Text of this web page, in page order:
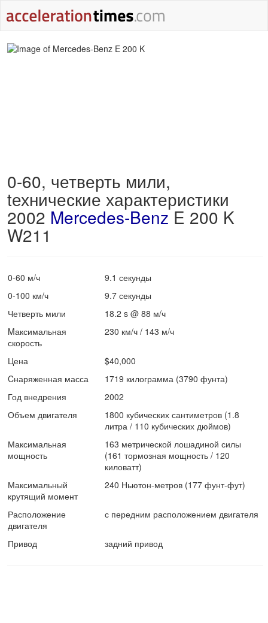
0-60, четверть мили,
tехнические характеристики
2002 Mercedes-BenzE 200 K
W211
0-60 м/ч
9.1 секунды
0-100 км/ч
9.7 секунды
Четверть мили
18.2 s @ 88 м/ч
Mаксимальная
скорость
230 км/ч / 143 м/ч
Цена
$40,000
Cнаряженная масса
1719 килограмма (3790 фунта)
Год внедрения
2002
Объем двигателя
1800 кубических сантиметров (1.8
литра / 110 кубических дюймов)
Максимальная
мощность
163 метрической лошадиной силы
(161 тормозная мощность / 120
киловатт)
Максимальный
крутящий момент
240 Ньютон-метров (177 фунт-фут)
Расположение
двигателя
с передним расположением двигателя
Привод задний привод